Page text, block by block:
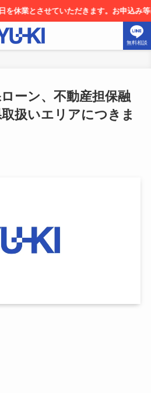
とさせていただきます。お申込み等につ
無料相談
ーン、不動産担保融
扱いエリアにつきま